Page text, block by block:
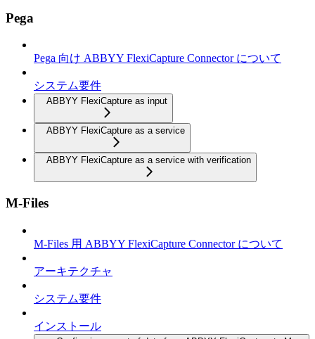
Pega
Pega 向け ABBYY FlexiCapture Connector について
システム要件
ABBYY FlexiCapture as input
ABBYY FlexiCapture as a service
ABBYY FlexiCapture as a service with verification
M-Files
M-Files 用 ABBYY FlexiCapture Connector について
アーキテクチャ
システム要件
インストール